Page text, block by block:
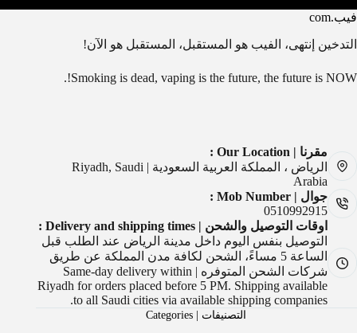
فيب.com
التدخين إنتهى، الفيب هو المستقبل، المستقبل هو الآن!
Smoking is dead, vaping is the future, the future is NOW!.
مقرنا | Our Location :
الرياض ، المملكة العربية السعودية | Riyadh, Saudi
Arabia
جوال | Mob Number :
0510992915
اوقات التوصيل والشحن | Delivery and shipping times :
التوصيل بنفس اليوم داخل مدينة الرياض عند الطلب قبل
الساعة 5 مساءً، الشحن لكافة مدن المملكة عن طريق
شركات الشحن المتوفره | Same-day delivery within
Riyadh for orders placed before 5 PM. Shipping available
to all Saudi cities via available shipping companies.
التصنيفات | Categories